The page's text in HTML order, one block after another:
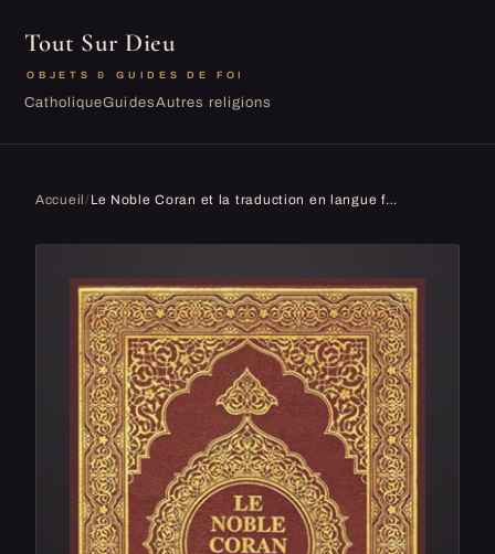
Tout Sur Dieu
OBJETS & GUIDES DE FOI
CatholiqueGuidesAutres religions
Accueil/ Le Noble Coran et la traduction en langue francaise de ses sens: La copie originale,,arabe_ français